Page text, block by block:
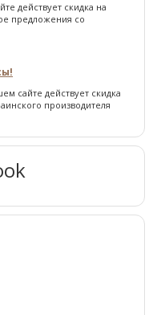
действует скидка на
предложения со
сайте действует скидка
производителя